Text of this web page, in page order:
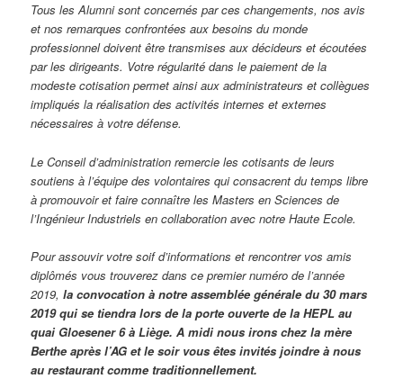
Tous les Alumni sont concernés par ces changements, nos avis
et nos remarques confrontées aux besoins du monde
professionnel doivent être transmises aux décideurs et écoutées
par les dirigeants. Votre régularité dans le paiement de la
modeste cotisation permet ainsi aux administrateurs et collègues
impliqués la réalisation des activités internes et externes
nécessaires à votre défense.
Le Conseil d’administration remercie les cotisants de leurs
soutiens à l’équipe des volontaires qui consacrent du temps libre
à promouvoir et faire connaître les Masters en Sciences de
l’Ingénieur Industriels en collaboration avec notre Haute Ecole.
Pour assouvir votre soif d’informations et rencontrer vos amis
diplômés vous trouverez dans ce premier numéro de l’année
2019,la convocation à notre assemblée générale du 30 mars
2019 qui se tiendra lors de la porte ouverte de la HEPL au
quai Gloesener 6 à Liège. A midi nous irons chez la mère
Berthe après l’AG et le soir vous êtes invités joindre à nous
au restaurant comme traditionnellement.